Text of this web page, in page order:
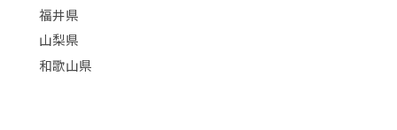
福井県
山梨県
和歌山県